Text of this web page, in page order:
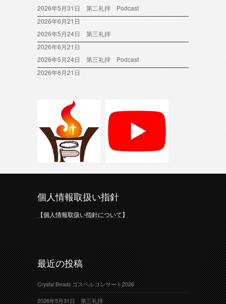
2026年5月31日 第二礼拝 Podcast
2026年6月21日
2026年5月24日 第三礼拝
2026年6月21日
2026年5月24日 第三礼拝 Podcast
2026年6月21日
個人情報取扱い指針
【個人情報取扱い指針について】
最近の投稿
Crystal Beads ゴスペルコンサート2026
2026年5月31日 第三礼拝